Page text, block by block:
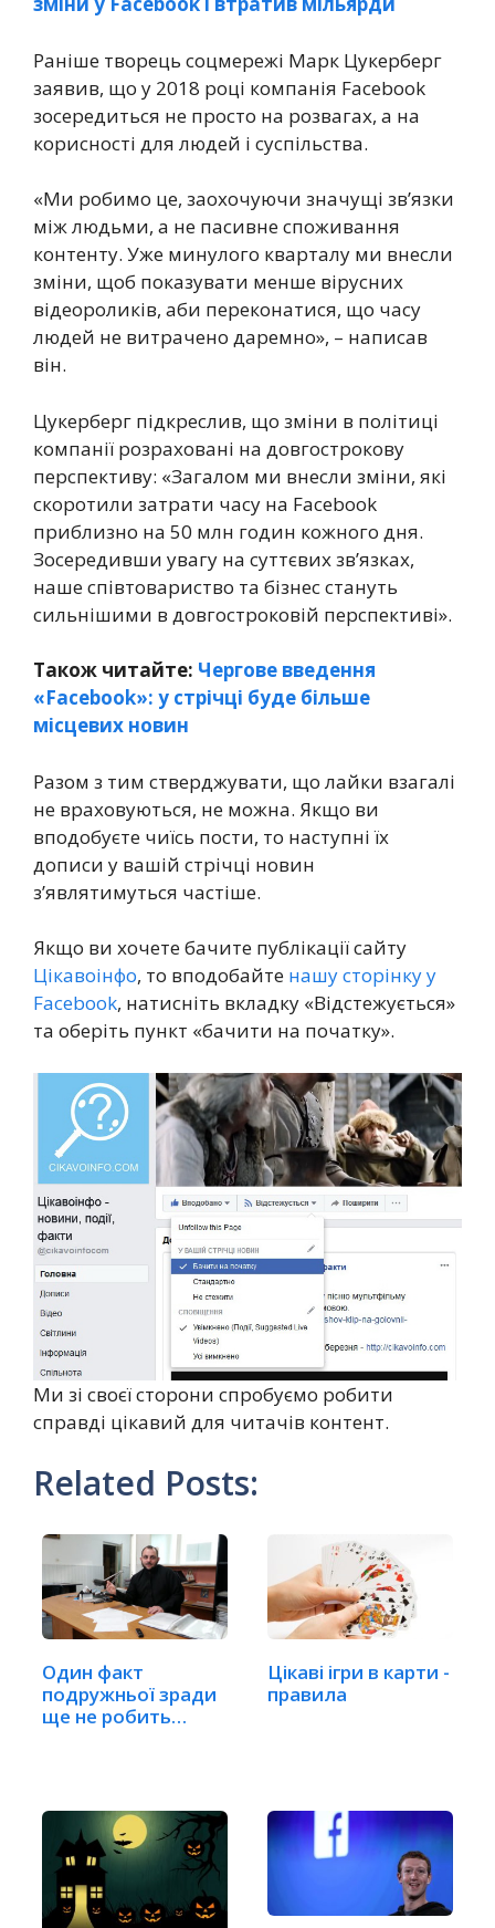
Раніше творець соцмережі Марк Цукерберг
заявив, що у 2018 році компанія Facebook
зосередиться не просто на розвагах, а на
корисності для людей і суспільства.
«Ми робимо це, заохочуючи значущі зв’язки
між людьми, а не пасивне споживання
контенту. Уже минулого кварталу ми внесли
зміни, щоб показувати менше вірусних
відеороликів, аби переконатися, що часу
людей не витрачено даремно», – написав
він.
Цукерберг підкреслив, що зміни в політиці
компанії розраховані на довгострокову
перспективу: «Загалом ми внесли зміни, які
скоротили затрати часу на Facebook
приблизно на 50 млн годин кожного дня.
Зосередивши увагу на суттєвих зв’язках,
наше співтовариство та бізнес стануть
сильнішими в довгостроковій перспективі».
Також читайте: Чергове введення
«Facebook»: у стрічці буде більше
місцевих новин
Разом з тим стверджувати, що лайки взагалі
не враховуються, не можна. Якщо ви
вподобуєте чиїсь пости, то наступні їх
дописи у вашій стрічці новин
з’являтимуться частіше.
Якщо ви хочете бачите публікації сайту
Цікавоінфо, то вподобайте нашу сторінку у
Facebook, натисніть вкладку «Відстежується»
та оберіть пункт «бачити на початку».
Ми зі своєї сторони спробуємо робити
справді цікавий для читачів контент.
Related Posts:
Один факт
подружньої зради
ще не робить
Цікаві ігри в карти -
правила